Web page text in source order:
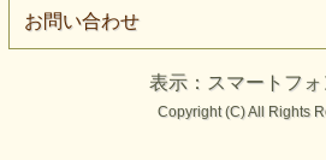
お問い合わせ
表示：スマートフォ
Copyright (C) All Rights